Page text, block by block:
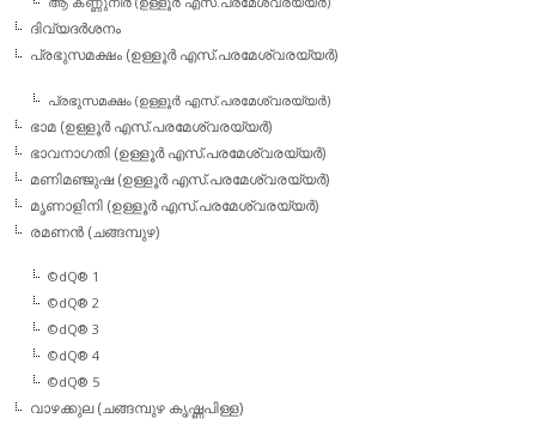
ദിവ്യദര്‍ശനം
പ്രഭുസമക്ഷം (ഉള്ളൂര്‍ എസ്.പരമേശ്വരയ്യര്‍)
പ്രഭുസമക്ഷം (ഉള്ളൂര്‍ എസ്.പരമേശ്വരയ്യര്‍)
ഭാമ (ഉള്ളൂര്‍ എസ്.പരമേശ്വരയ്യര്‍)
ഭാവനാഗതി (ഉള്ളൂര്‍ എസ്.പരമേശ്വരയ്യര്‍)
മണിമഞ്ജുഷ (ഉള്ളൂര്‍ എസ്.പരമേശ്വരയ്യര്‍)
മൃണാളിനി (ഉള്ളൂര്‍ എസ്.പരമേശ്വരയ്യര്‍)
രമണന്‍ (ചങ്ങമ്പുഴ)
©dQ® 1
©dQ® 2
©dQ® 3
©dQ® 4
©dQ® 5
വാഴക്കുല (ചങ്ങമ്പുഴ കൃഷ്ണപിള്ള)